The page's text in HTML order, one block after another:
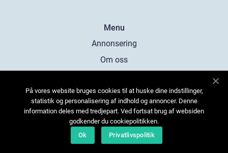
Menu
Annonsering
Om oss
Kontakta oss
Sitemap
På vores website bruges cookies til at huske dine indstillinger,
statistik og personalisering af indhold og annoncer. Denne
information deles med tredjepart. Ved fortsat brug af websiden
godkender du cookiepolitikken.
Ok
Privatlivspolitik